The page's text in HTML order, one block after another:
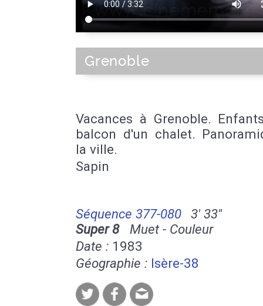
Grenoble
Vacances à Grenoble.
balcon d'un chalet.
la ville.
Sapin
Séquence 377-080
3' 33''
Super 8Muet - Couleur
Date : 1983
Géographie : Isère-38